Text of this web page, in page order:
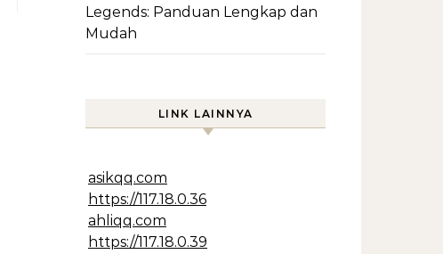
Legends: Panduan Lengkap dan
Mudah
LINK LAINNYA
asikqq.com
https://117.18.0.36
ahliqq.com
https://117.18.0.39